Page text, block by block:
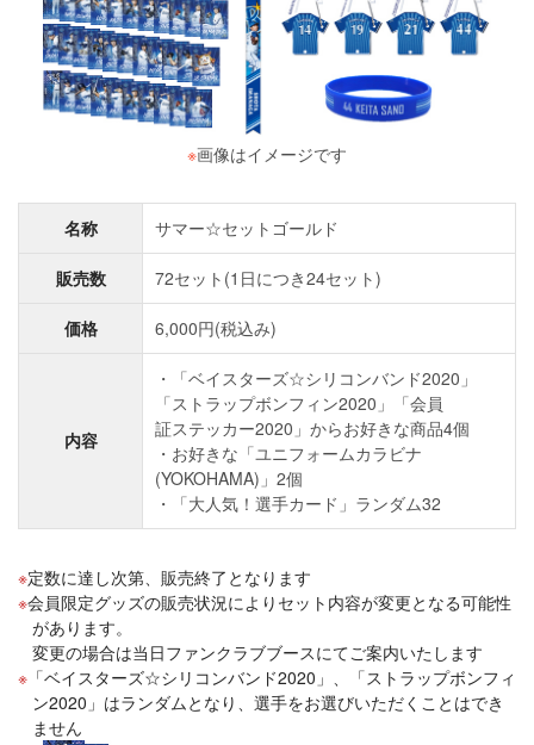
※画像はイメージです
名称 サマー☆セットゴールド
販売数 72セット(1日につき24セット)
価格 6,000円(税込み)
内容
・「ベイスターズ☆シリコンバンド2020」
「ストラップボンフィン2020」「会員
証ステッカー2020」からお好きな商品4個
・お好きな「ユニフォームカラビナ
(YOKOHAMA)」2個
・「大人気！選手カード」ランダム32
定数に達し次第、販売終了となります
会員限定グッズの販売状況によりセット内容が変更となる可能性
があります。
変更の場合は当日ファンクラブブースにてご案内いたします
「ベイスターズ☆シリコンバンド2020」、「ストラップボンフィ
ン2020」はランダムとなり、選手をお選びいただくことはでき
ません